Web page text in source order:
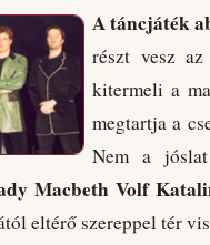
A táncjáték
részt vesz
kitermeli a
megtartja a
Nem a
Macbeth Volf
eltérő szereppel tér